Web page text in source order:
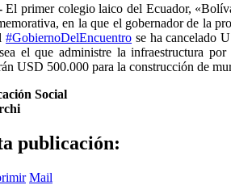
El primer colegio laico del Ecuador,
en la que el gobernador de la
#GobiernoDelEncuentro se ha cancelado
el que administre la infraestructura
USD 500.000 para la construcción de
Social
publicación:
Mail